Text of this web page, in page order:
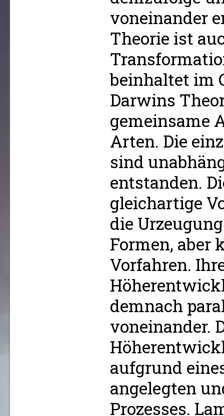
voneinander
Theorie ist
beinhaltet im
Darwins
gemeinsame
Arten. Die
sind
entstanden.
gleichartige
die
Formen, aber
Vorfahren.
demnach
voneinander.
aufgrund
angelegten
Prozesses.